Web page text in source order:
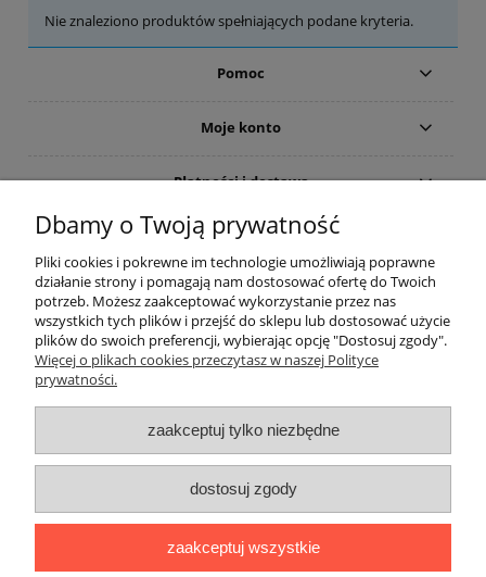
Nie znaleziono produktów spełniających podane kryteria.
Pomoc
Moje konto
Płatności i dostawa
Informacje
O nas
Rekomendowane strony
Dbamy o Twoją prywatność
Pliki cookies i pokrewne im technologie umożliwiają poprawne
działanie strony i pomagają nam dostosować ofertę do Twoich
potrzeb. Możesz zaakceptować wykorzystanie przez nas
wszystkich tych plików i przejść do sklepu lub dostosować użycie
plików do swoich preferencji, wybierając opcję "Dostosuj zgody".
Więcej o plikach cookies przeczytasz w naszej Polityce
prywatności.
zaakceptuj tylko niezbędne
dostosuj zgody
zaakceptuj wszystkie